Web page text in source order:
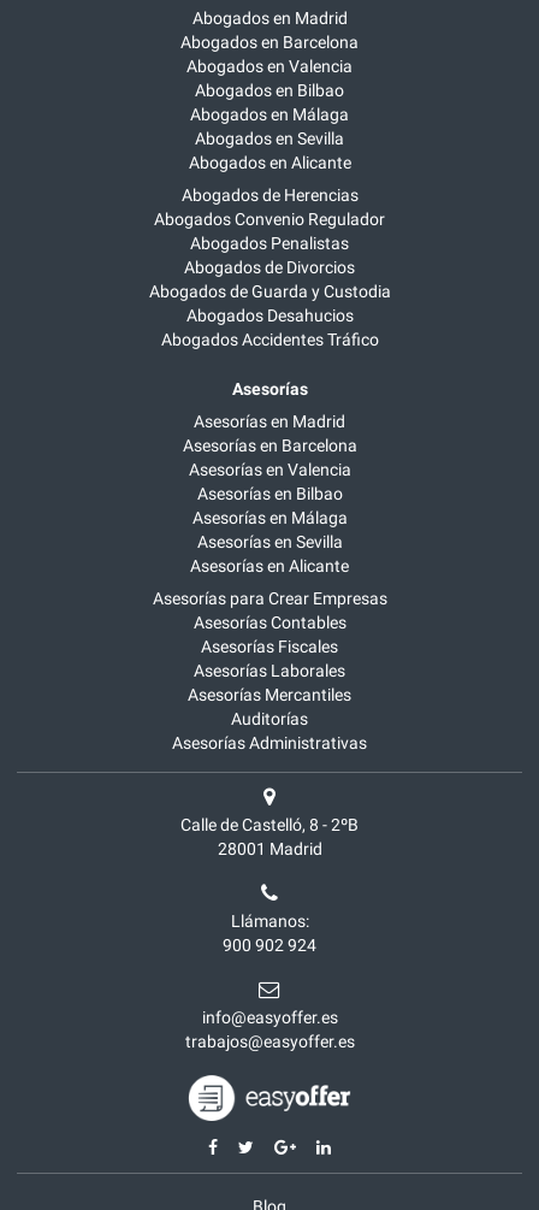
Abogados en Madrid
Abogados en Barcelona
Abogados en Valencia
Abogados en Bilbao
Abogados en Málaga
Abogados en Sevilla
Abogados en Alicante
Abogados de Herencias
Abogados Convenio Regulador
Abogados Penalistas
Abogados de Divorcios
Abogados de Guarda y Custodia
Abogados Desahucios
Abogados Accidentes Tráfico
Asesorías
Asesorías en Madrid
Asesorías en Barcelona
Asesorías en Valencia
Asesorías en Bilbao
Asesorías en Málaga
Asesorías en Sevilla
Asesorías en Alicante
Asesorías para Crear Empresas
Asesorías Contables
Asesorías Fiscales
Asesorías Laborales
Asesorías Mercantiles
Auditorías
Asesorías Administrativas
Calle de Castelló, 8 - 2ºB
28001 Madrid
Llámanos:
900 902 924
info@easyoffer.es
trabajos@easyoffer.es